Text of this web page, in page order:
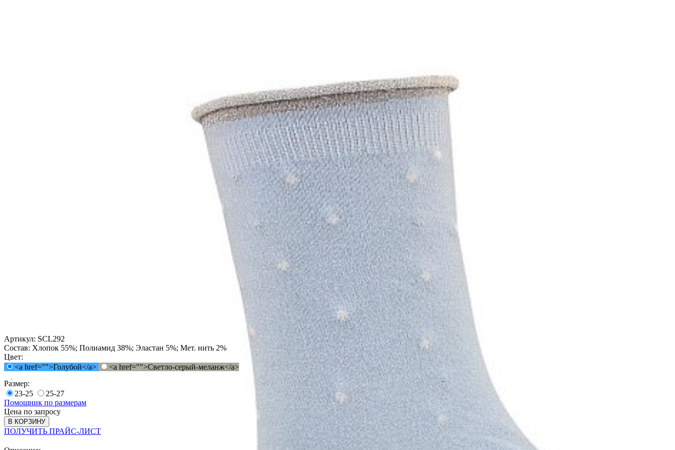
Артикул: SCL292
Состав: Хлопок 55%; Полиамид 38%; Эластан 5%; Мет. нить 2%
Цвет:
<a href="">Голубой</a>
<a href="">Светло-серый-меланж</a>
Размер:
23-25
25-27
Помощник по размерам
Цена по запросу
В КОРЗИНУ
ПОЛУЧИТЬ ПРАЙС-ЛИСТ